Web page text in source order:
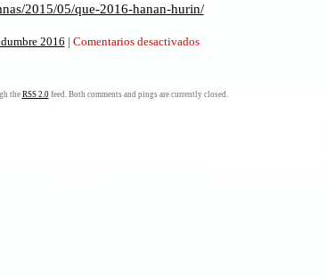
2015/05/que-2016-hanan-hurin/
2016 | Comentarios desactivadosen
Hanan/Hurin
the RSS 2.0feed. Both comments and pings are currently closed.